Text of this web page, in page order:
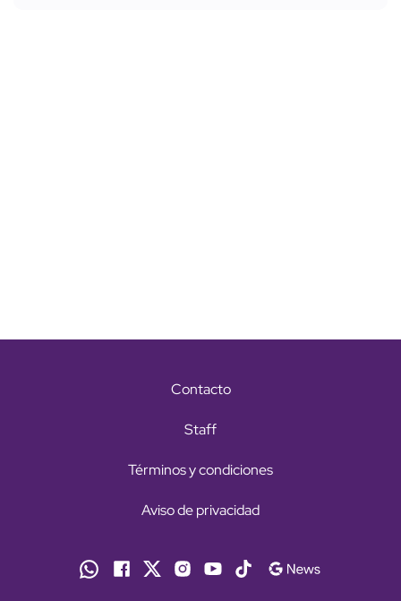
Contacto
Staff
Términos y condiciones
Aviso de privacidad